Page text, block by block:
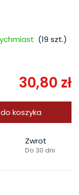
(19 szt.)
30,80 zł
koszyka
Zwrot
Do 30 dni